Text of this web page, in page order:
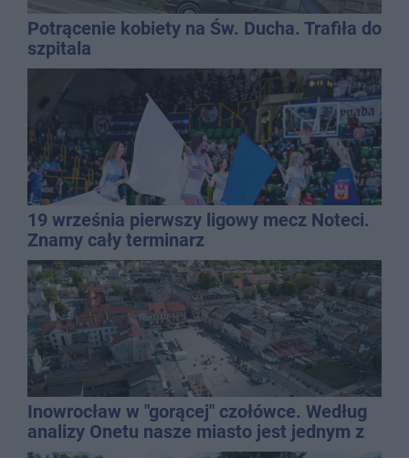
Potrącenie kobiety na Św. Ducha. Trafiła do
szpitala
19 września pierwszy ligowy mecz Noteci.
Znamy cały terminarz
Inowrocław w "gorącej" czołówce. Według
analizy Onetu nasze miasto jest jednym z
najbardziej narażonych na upały